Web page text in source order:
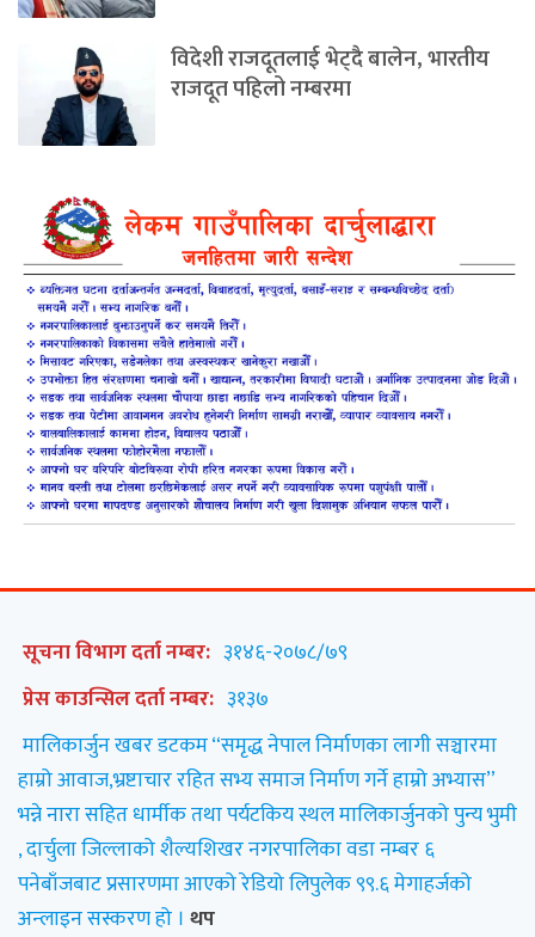
विदेशी राजदूतलाई भेट्दै बालेन, भारतीय
राजदूत पहिलो नम्बरमा
सूचना विभाग दर्ता नम्बर: ३१४६-२०७८/७९
प्रेस काउन्सिल दर्ता नम्बर: ३१३७
मालिकार्जुन खबर डटकम “समृद्ध नेपाल निर्माणका लागी सञ्चारमा
हाम्रो आवाज,भ्रष्टाचार रहित सभ्य समाज निर्माण गर्ने हाम्रो अभ्यास”
भन्ने नारा सहित धार्मीक तथा पर्यटकिय स्थल मालिकार्जुनको पुन्य भुमी
, दार्चुला जिल्लाको शैल्यशिखर नगरपालिका वडा नम्बर ६
पनेबाँजबाट प्रसारणमा आएको रेडियो लिपुलेक ९९.६ मेगाहर्जको
अन्लाइन सस्करण हो । थप